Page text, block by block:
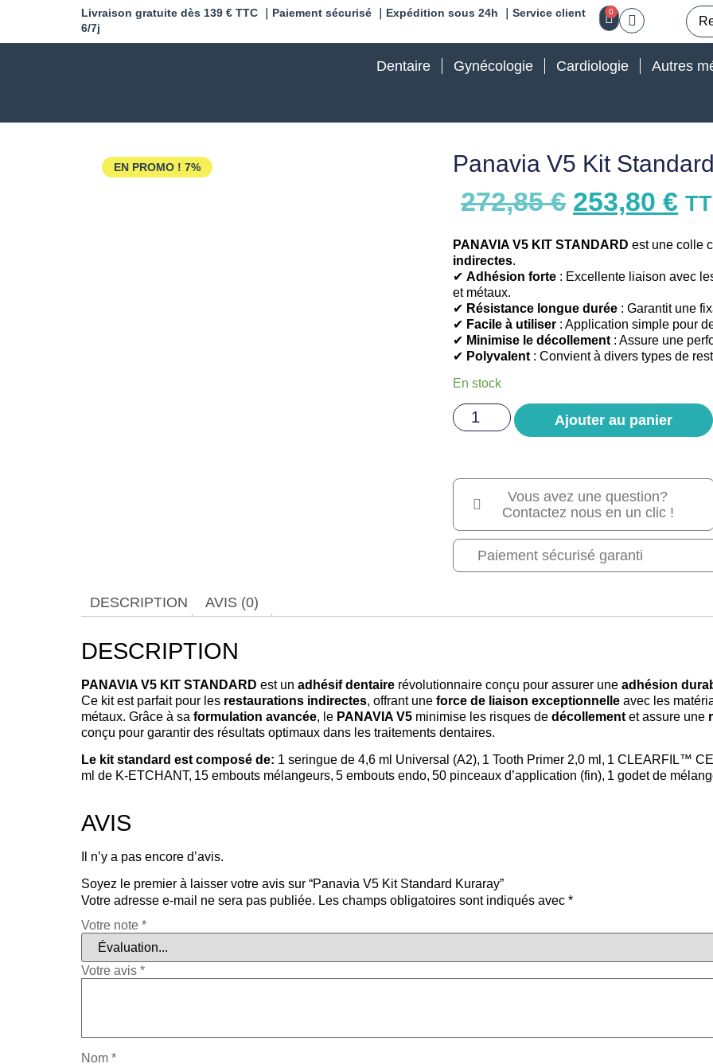
Livraison gratuite dès 139 € TTC ｜Paiement sécurisé ｜Expédition sous 24h ｜Service client
6/7j
0
Dentaire Gynécologie Cardiologie Autres
EN PROMO ! 7% Panavia V5 Kit
272,85€ 253,80€
PANAVIA V5 KIT STANDARD est une colle
indirectes.
✔Adhésion forte : Excellente liaison avec
et métaux.
✔ Résistance longue durée : Garantit une
✔ Facile à utiliser : Application simple pour
✔ Minimise le décollement : Assure une
✔ Polyvalent : Convient à divers types de
En stock
Ajouter au panier
Vous avez une question?
Contactez nous en un clic !
Paiement sécurisé garanti
DESCRIPTION AVIS (0)
DESCRIPTION
PANAVIA V5 KIT STANDARD est un adhésif dentaire révolutionnaire conçu pour assurer une adhésion
Ce kit est parfait pour les restaurations indirectes, offrant une force de liaison exceptionnelle avec les
métaux. Grâce à sa formulation avancée, le PANAVIA V5 minimise les risques de décollement et assure une
conçu pour garantir des résultats optimaux dans les traitements dentaires.
Le kit standard est composé de: 1 seringue de 4,6 ml Universal (A2), 1 Tooth Primer 2,0 ml, 1 CLEARFIL™
ml de K-ETCHANT, 15 embouts mélangeurs, 5 embouts endo, 50 pinceaux d’application (fin), 1 godet de
AVIS
Il n’y a pas encore d’avis.
Soyez le premier à laisser votre avis sur “Panavia V5 Kit Standard Kuraray”
Votre adresse e-mail ne sera pas publiée. Les champs obligatoires sont indiqués avec *
Votre note *
Votre avis *
Nom *